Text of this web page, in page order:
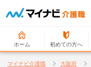
ホーム 初めての方へ
マイナビ介護職 大阪府